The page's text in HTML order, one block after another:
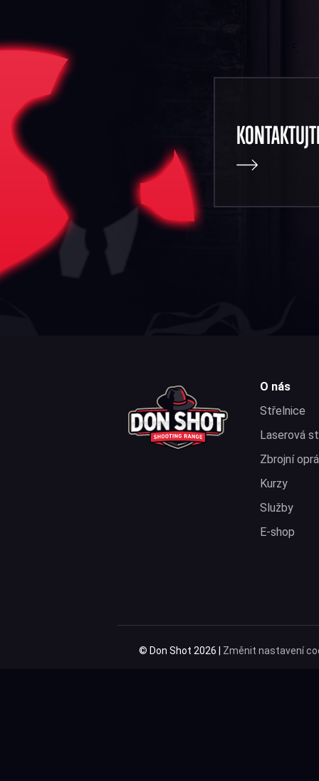
O nás
Střelnice
Laserová
Zbrojní
Kurzy
Služby
E-shop
© Don Shot 2026 | Změnit nastavení